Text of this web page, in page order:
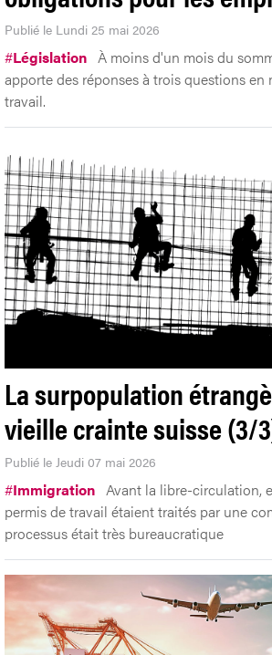
Publié le Lundi 25 mai 2026
#Législation À moins d'un mois du
apporte des réponses à trois questions en
travail.
La surpopulation
vieille crainte suisse (3/
Publié le Jeudi 07 mai 2026
#Immigration Avant la libre-circulation,
permis de travail étaient traités par une
processus était très bureaucratique